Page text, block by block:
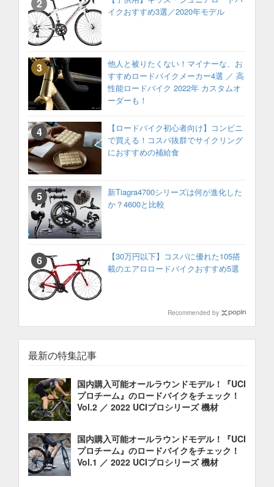
イクおすすめ3選／2020年モデル
他人と被りたくない！マイナーな、お
すすめロードバイクメーカー4選 ／ 高
性能ロードバイク 2022年 カスタムオ
ーダーも！
【ロードバイク初心者向け】コンビニ
で買える！コスパ抜群でサイクリング
におすすめの補給食
新Tiagra4700シリーズは何が進化した
か？4600と比較
【30万円以下】コスパに優れた105搭
載のエアロロードバイクおすすめ5選
Recommended by
最新の特集記事
国内購入可能オールラウンドモデル！『UCI
プロチーム』のロードバイクをチェック！
Vol.2 ／ 2022 UCIプロシリーズ 機材
国内購入可能オールラウンドモデル！『UCI
プロチーム』のロードバイクをチェック！
Vol.1 ／ 2022 UCIプロシリーズ 機材